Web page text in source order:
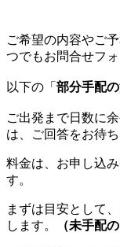
ご希望の内容やご
つでもお問合せフ
以下の 「 部分手配
ご出発まで日数に
は、ご回答をお待
料金は、お申し込
す。
まずは目安として
します。
（未手配